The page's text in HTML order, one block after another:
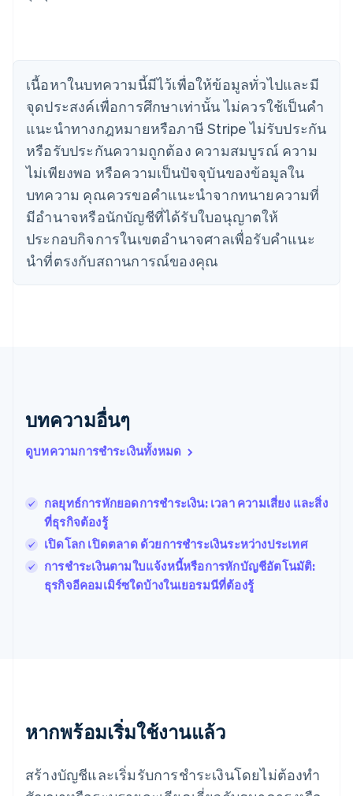
เนื้อหาในบทความนี้มีไว้เพื่อให้ข้อมูลทั่วไปและมี
จุดประสงค์เพื่อการศึกษาเท่านั้น ไม่ควรใช้เป็นคํา
แนะนําทางกฎหมายหรือภาษี Stripe ไม่รับประกัน
หรือรับประกันความถูกต้อง ความสมบูรณ์ ความ
ไม่เพียงพอ หรือความเป็นปัจจุบันของข้อมูลใน
บทความ คุณควรขอคําแนะนําจากทนายความที่
มีอํานาจหรือนักบัญชีที่ได้รับใบอนุญาตให้
ประกอบกิจการในเขตอํานาจศาลเพื่อรับคําแนะ
นําที่ตรงกับสถานการณ์ของคุณ
บทความอื่นๆ
ดูบทความการชำระเงินทั้งหมด
กลยุทธ์การหักยอดการชําระเงิน: เวลา ความเสี่ยง และสิ่ง
ที่ธุรกิจต้องรู้
เปิดโลก เปิดตลาด ด้วยการชำระเงินระหว่างประเทศ
การชําระเงินตามใบแจ้งหนี้หรือการหักบัญชีอัตโนมัติ:
ธุรกิจอีคอมเมิร์ซใดบ้างในเยอรมนีที่ต้องรู้
หากพร้อมเริ่มใช้งานแล้ว
สร้างบัญชีและเริ่มรับการชำระเงินโดยไม่ต้องทำ
ไซปรัส
ญี่ปุ่น
日本語English
เดนมาร์ก
English
ไทย
ไทยEnglish
English
นิวซีแลนด์
English
เนเธอร์แลนด์
NederlandsEnglish
PortuguêsEnglish
English
ฟินแลนด์
English
มอลตา
English
มาเลเซีย
English 简体中文
เม็กซิโก
ลักเซมเบิร์ก
Français Deutsch English
English
ลิกเตนสไตน์